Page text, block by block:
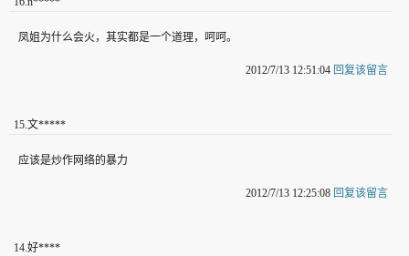
凤姐为什么会火，其实都是一个道理，呵呵。
2012/7/13 12:51:04 回复该留言
15.文*****
应该是炒作网络的暴力
2012/7/13 12:25:08 回复该留言
14.好****